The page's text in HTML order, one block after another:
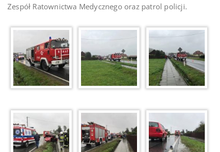
Zespół Ratownictwa Medycznego oraz patrol policji.